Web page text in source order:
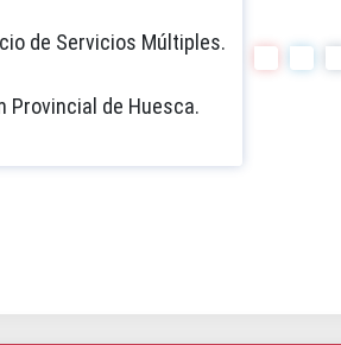
de Servicios Múltiples.
Provincial de Huesca.